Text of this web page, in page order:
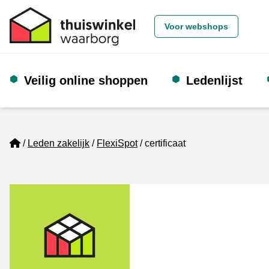
Voor webshops
Veilig online shoppen Ledenlijst
Home
Leden zakelijk FlexiSpot certificaat